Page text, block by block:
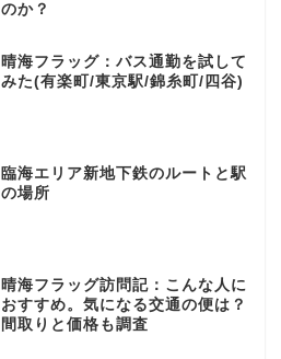
のか？
晴海フラッグ：バス通勤を試して
みた(有楽町/東京駅/錦糸町/四谷)
臨海エリア新地下鉄のルートと駅
の場所
晴海フラッグ訪問記：こんな人に
おすすめ。気になる交通の便は？
間取りと価格も調査